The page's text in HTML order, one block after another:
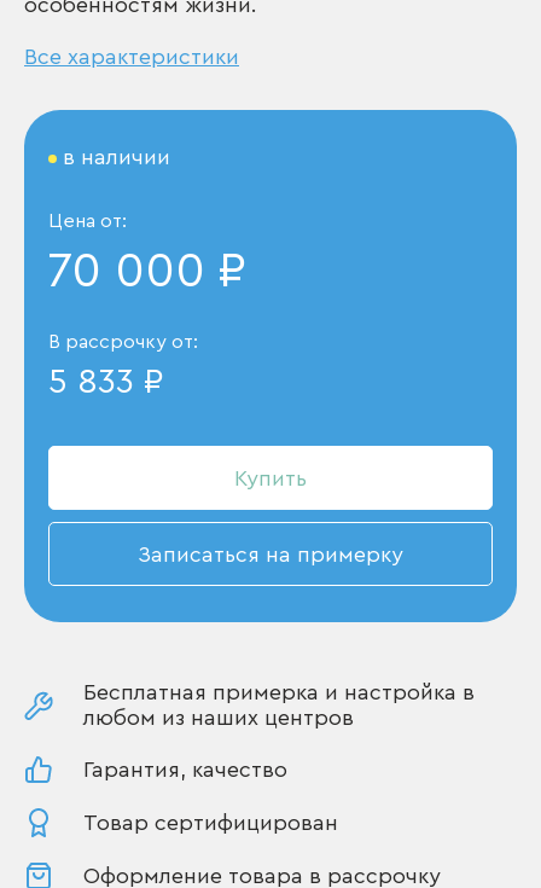
особенностям жизни.
Все характеристики
в наличии
Цена от:
70 000 ₽
В рассрочку от:
5 833 ₽
Купить
Записаться на примерку
Бесплатная примерка и настройка в
любом из наших центров
Гарантия, качество
Товар сертифицирован
Оформление товара в рассрочку